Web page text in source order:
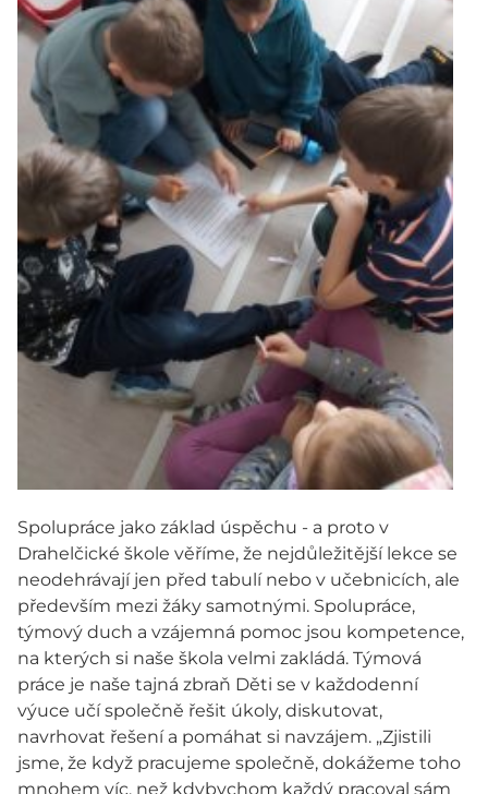
Spolupráce jako základ úspěchu - a proto v
Drahelčické škole věříme, že nejdůležitější lekce se
neodehrávají jen před tabulí nebo v učebnicích, ale
především mezi žáky samotnými. Spolupráce,
týmový duch a vzájemná pomoc jsou kompetence,
na kterých si naše škola velmi zakládá. Týmová
práce je naše tajná zbraň Děti se v každodenní
výuce učí společně řešit úkoly, diskutovat,
navrhovat řešení a pomáhat si navzájem. „Zjistili
jsme, že když pracujeme společně, dokážeme toho
mnohem víc, než kdybychom každý pracoval sám